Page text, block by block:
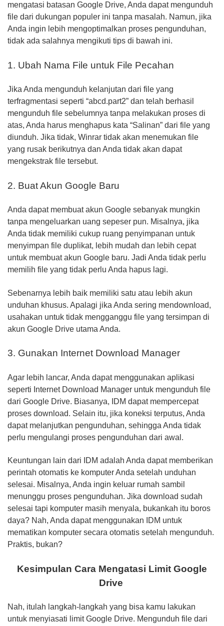
mengatasi batasan Google Drive, Anda dapat mengunduh
file dari dukungan populer ini tanpa masalah. Namun, jika
Anda ingin lebih mengoptimalkan proses pengunduhan,
tidak ada salahnya mengikuti tips di bawah ini.
1. Ubah Nama File untuk File Pecahan
Jika Anda mengunduh kelanjutan dari file yang
terfragmentasi seperti “abcd.part2” dan telah berhasil
mengunduh file sebelumnya tanpa melakukan proses di
atas, Anda harus menghapus kata “Salinan” dari file yang
diunduh. Jika tidak, Winrar tidak akan menemukan file
yang rusak berikutnya dan Anda tidak akan dapat
mengekstrak file tersebut.
2. Buat Akun Google Baru
Anda dapat membuat akun Google sebanyak mungkin
tanpa mengeluarkan uang sepeser pun. Misalnya, jika
Anda tidak memiliki cukup ruang penyimpanan untuk
menyimpan file duplikat, lebih mudah dan lebih cepat
untuk membuat akun Google baru. Jadi Anda tidak perlu
memilih file yang tidak perlu Anda hapus lagi.
Sebenarnya lebih baik memiliki satu atau lebih akun
unduhan khusus. Apalagi jika Anda sering mendownload,
usahakan untuk tidak mengganggu file yang tersimpan di
akun Google Drive utama Anda.
3. Gunakan Internet Download Manager
Agar lebih lancar, Anda dapat menggunakan aplikasi
seperti Internet Download Manager untuk mengunduh file
dari Google Drive. Biasanya, IDM dapat mempercepat
proses download. Selain itu, jika koneksi terputus, Anda
dapat melanjutkan pengunduhan, sehingga Anda tidak
perlu mengulangi proses pengunduhan dari awal.
Keuntungan lain dari IDM adalah Anda dapat memberikan
perintah otomatis ke komputer Anda setelah unduhan
selesai. Misalnya, Anda ingin keluar rumah sambil
menunggu proses pengunduhan. Jika download sudah
selesai tapi komputer masih menyala, bukankah itu boros
daya? Nah, Anda dapat menggunakan IDM untuk
mematikan komputer secara otomatis setelah mengunduh.
Praktis, bukan?
Kesimpulan Cara Mengatasi Limit Google
Drive
Nah, itulah langkah-langkah yang bisa kamu lakukan
untuk menyiasati limit Google Drive. Mengunduh file dari